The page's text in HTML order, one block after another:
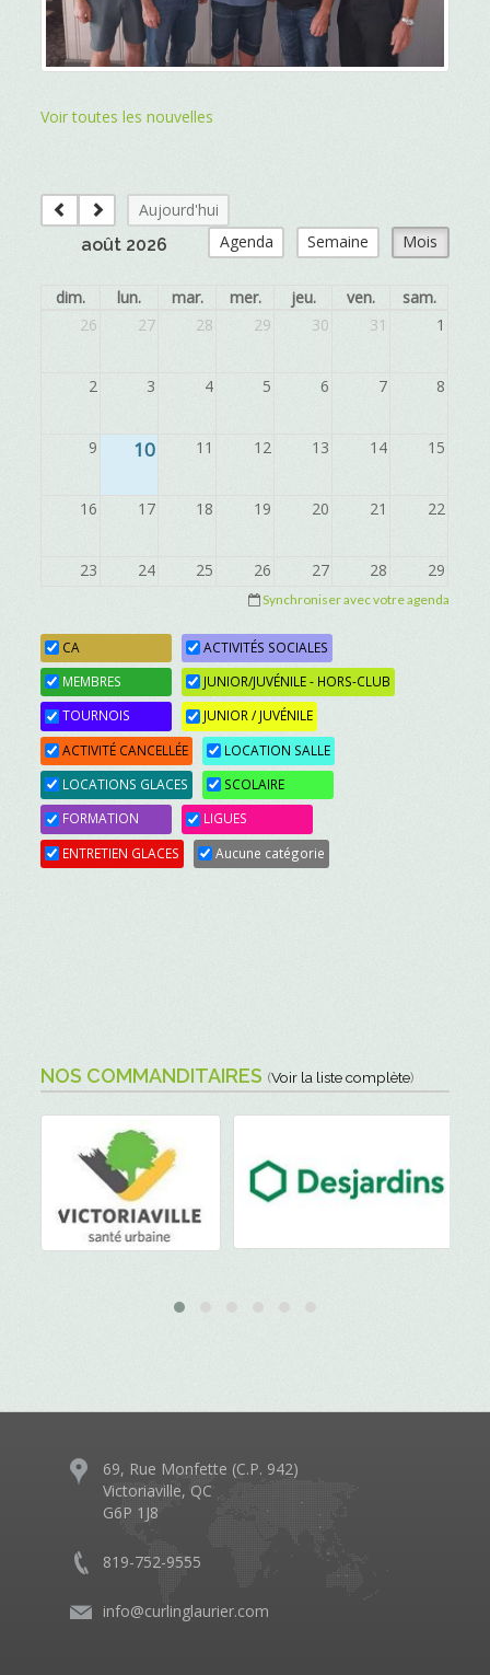
Voir toutes les nouvelles
Aujourd'hui
Agenda
Semaine Mois
août 2026
dim. lun. mar. mer. jeu. ven.
sam.
26
27 28 29 30 31 1
2 3 4 5 6 7 8
9 10 11 12 13 14 15
16 17 18 19 20 21 22
23 24 25 26 27 28 29
30 31 1 2 3
Synchroniser avec votre agenda
CA
ACTIVITÉS SOCIALES
MEMBRES
JUNIOR/JUVÉNILE - HORS-CLUB
TOURNOIS
JUNIOR / JUVÉNILE
ACTIVITÉ CANCELLÉE
LOCATION SALLE
LOCATIONS GLACES
SCOLAIRE
FORMATION
LIGUES
ENTRETIEN GLACES
Aucune catégorie
NOS COMMANDITAIRES (Voir la liste complète)
69, Rue Monfette (C.P. 942)
Victoriaville, QC
G6P 1J8
819-752-9555
info@curlinglaurier.com